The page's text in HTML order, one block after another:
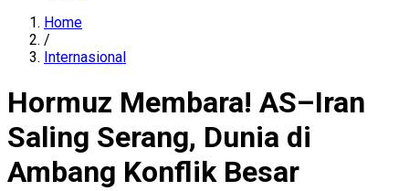
Home
/
Internasional
Hormuz Membara! AS–Iran
Saling Serang, Dunia di
Ambang Konflik Besar